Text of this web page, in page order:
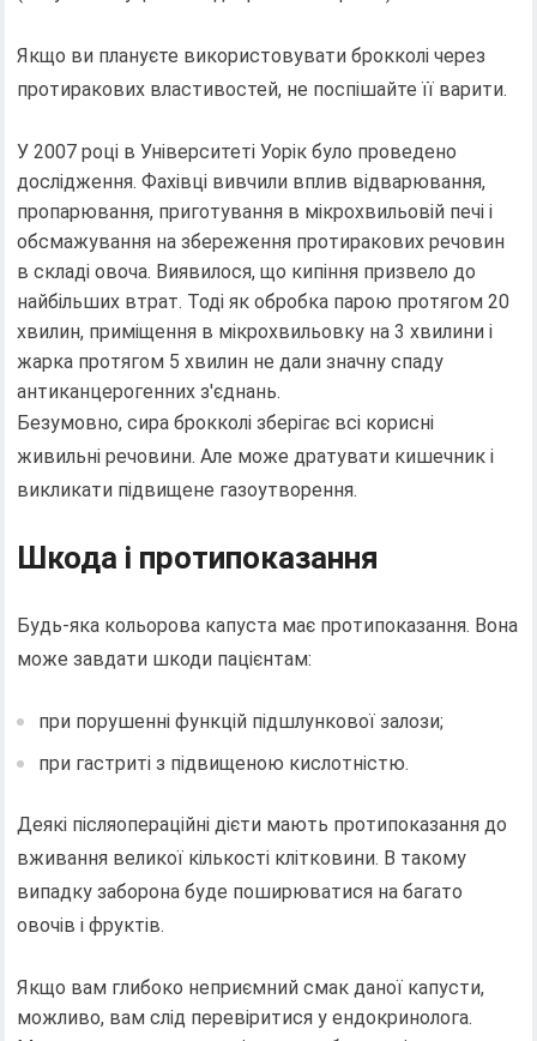
Якщо ви плануєте використовувати брокколі через
протиракових властивостей, не поспішайте її варити.
У 2007 році в Університеті Уорік було проведено
дослідження. Фахівці вивчили вплив відварювання,
пропарювання, приготування в мікрохвильовій печі і
обсмажування на збереження протиракових речовин
в складі овоча. Виявилося, що кипіння призвело до
найбільших втрат. Тоді як обробка парою протягом 20
хвилин, приміщення в мікрохвильовку на 3 хвилини і
жарка протягом 5 хвилин не дали значну спаду
антиканцерогенних з'єднань.
Безумовно, сира брокколі зберігає всі корисні
живильні речовини. Але може дратувати кишечник і
викликати підвищене газоутворення.
Шкода і протипоказання
Будь-яка кольорова капуста має протипоказання. Вона
може завдати шкоди пацієнтам:
при порушенні функцій підшлункової залози;
при гастриті з підвищеною кислотністю.
Деякі післяопераційні дієти мають протипоказання до
вживання великої кількості клітковини. В такому
випадку заборона буде поширюватися на багато
овочів і фруктів.
Якщо вам глибоко неприємний смак даної капусти,
можливо, вам слід перевіритися у ендокринолога.